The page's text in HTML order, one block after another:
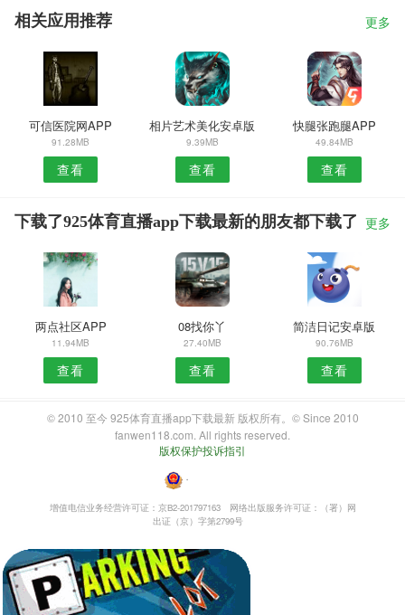
相关应用推荐 更多
可信医院网APP
91.28MB
查看
相片艺术美化安卓版
9.39MB
查看
快腿张跑腿APP
49.84MB
查看
下载了925体育直播app下载最新的朋友都下载了 更多
两点社区APP
11.94MB
查看
08找你丫
27.40MB
查看
简洁日记安卓版
90.76MB
查看
© 2010 至今 925体育直播app下载最新 版权所有。© Since 2010
fanwen118.com. All rights reserved.
版权保护投诉指引
・
增值电信业务经营许可证：京B2-201797163
网络出版服务许可证：（署）网
出证（京）字第2799号